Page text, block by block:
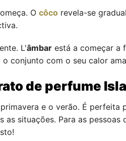
O côco revela-se
L'âmbar está a começar a
conjunto com o seu calor
de perfume
e o verão. É
as situações. Para as